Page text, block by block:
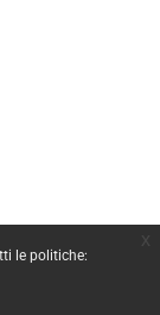
le politiche: